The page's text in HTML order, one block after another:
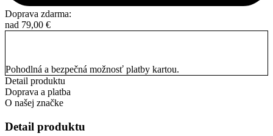
Doprava zdarma:
nad 79,00 €
Pohodlná a bezpečná možnosť platby kartou.
Detail produktu
Doprava a platba
O našej značke
Detail produktu